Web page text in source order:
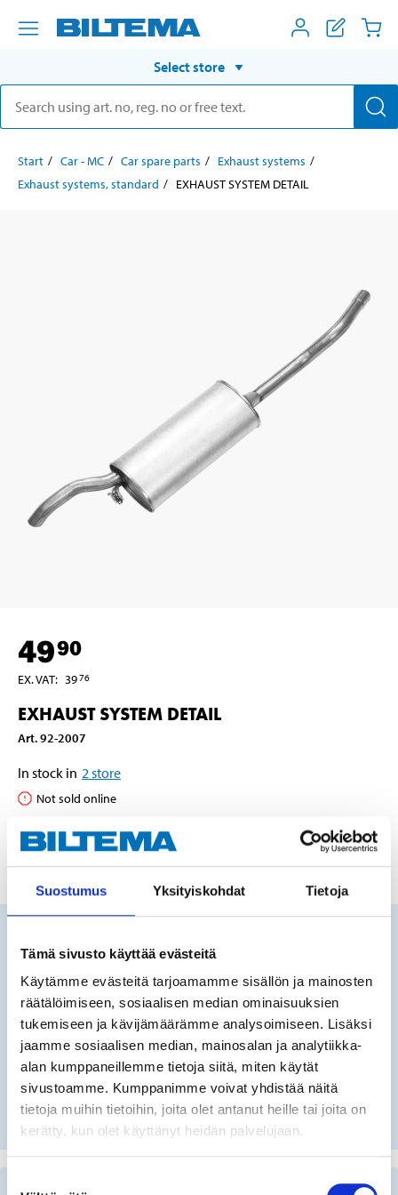
Suostumus Yksityiskohdat Tietoja
Tämä sivusto käyttää evästeitä
Käytämme evästeitä tarjoamamme sisällön ja mainosten
räätälöimiseen, sosiaalisen median ominaisuuksien
tukemiseen ja kävijämäärämme analysoimiseen. Lisäksi
jaamme sosiaalisen median, mainosalan ja analytiikka-
alan kumppaneillemme tietoja siitä, miten käytät
sivustoamme. Kumppanimme voivat yhdistää näitä
tietoja muihin tietoihin, joita olet antanut heille tai joita on
kerätty, kun olet käyttänyt heidän palvelujaan.
Select store
Start Car - MC Car spare parts
Exhaust systems
Exhaust systems, standard
EXHAUST SYSTEM DETAIL
4990
EX. VAT: 3976
EXHAUST SYSTEM DETAIL
Art.92-2007
In stock in 2 store
Not sold online
Does this product fit your vehicle?
No registration number?
SELECT CAR MANUALLY